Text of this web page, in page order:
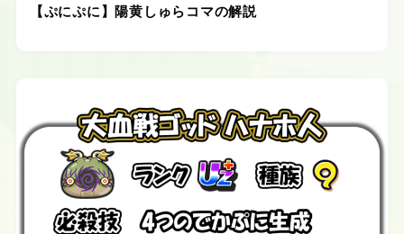
【ぷにぷに】陽黄しゅらコマの解説